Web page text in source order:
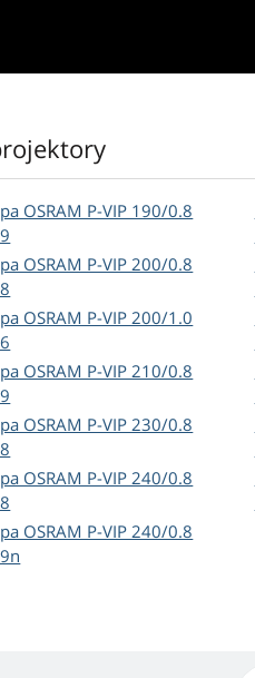
OSRAM P-VIP 190/0.8
OSRAM P-VIP 200/0.8
OSRAM P-VIP 200/1.0
OSRAM P-VIP 210/0.8
OSRAM P-VIP 230/0.8
OSRAM P-VIP 240/0.8
OSRAM P-VIP 240/0.8